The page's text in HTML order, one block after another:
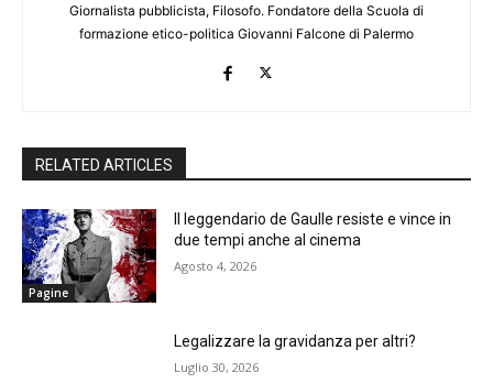
Giornalista pubblicista, Filosofo. Fondatore della Scuola di
formazione etico-politica Giovanni Falcone di Palermo
RELATED ARTICLES
Pagine
Il leggendario de Gaulle resiste e vince in
due tempi anche al cinema
Agosto 4, 2026
Legalizzare la gravidanza per altri?
Luglio 30, 2026